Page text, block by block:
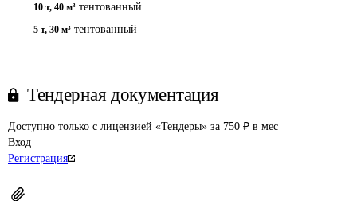
10 т, 40 м³ тентованный
5 т, 30 м³ тентованный
Тендерная документация
Доступно только с лицензией «Тендеры» за 750 ₽ в мес
Вход
Регистрация